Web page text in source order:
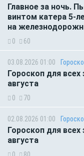
Главное за ночь.
винтом катера 5-
на
0 60
03.08.2026 01:00
Гороскоп для всех
августа
0 70
02.08.2026 01:00
Гороскоп для всех
августа
0 80